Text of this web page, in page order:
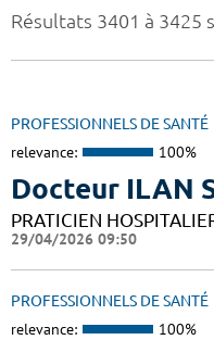
Résultats 3401 à 3425
PROFESSIONNELS DE SANTÉ
relevance: 100%
Docteur ILAN
PRATICIEN
29/04/2026 09:50
PROFESSIONNELS DE SANTÉ
relevance: 100%